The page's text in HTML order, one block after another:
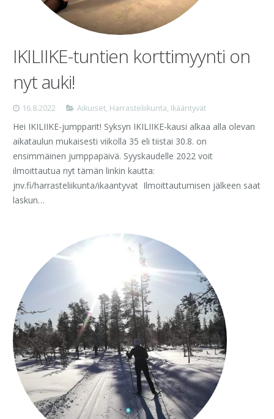
IKILIIKE-tuntien korttimyynti on
nyt auki!
16.8.2022 Aikuiset, Harrasteliikunta, Ikääntyvät
Hei IKILIIKE-jumpparit! Syksyn IKILIIKE-kausi alkaa alla olevan
aikataulun mukaisesti viikolla 35 eli tiistai 30.8. on
ensimmäinen jumppapäivä. Syyskaudelle 2022 voit
ilmoittautua nyt tämän linkin kautta:
jnv.fi/harrasteliikunta/ikaantyvat Ilmoittautumisen jälkeen saat
laskun…